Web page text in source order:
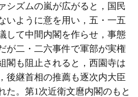
シズムの嵐が広がると，国民
いように意を用い，五・一五
して中間内閣を作らせ，事態
が二・二六事件で軍部が実権
閣も阻止されると，西園寺は
後継首相の推薦も逐次内大臣
た。第1次近衛文麿内閣のもと